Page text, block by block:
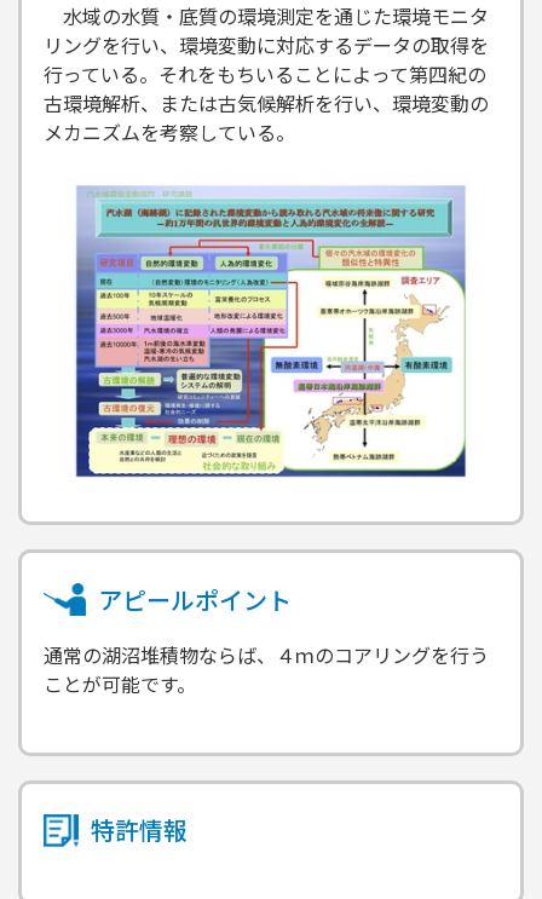
水域の水質・底質の環境測定を通じた環境モニタ
リングを行い、環境変動に対応するデータの取得を
行っている。それをもちいることによって第四紀の
古環境解析、または古気候解析を行い、環境変動の
メカニズムを考察している。
アピールポイント
通常の湖沼堆積物ならば、４ｍのコアリングを行う
ことが可能です。
特許情報